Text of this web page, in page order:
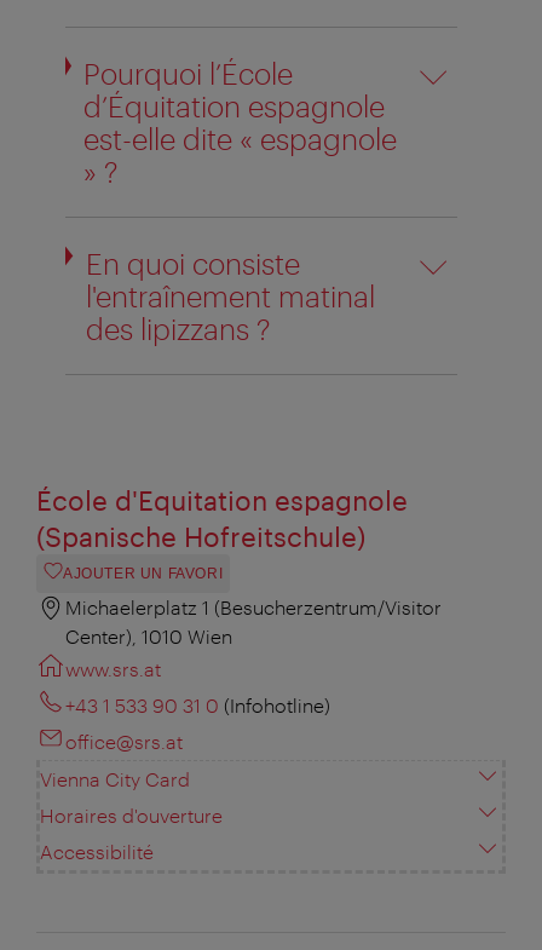
Pourquoi l’École
d’Équitation espagnole
est-elle dite « espagnole
» ?
En quoi consiste
l'entraînement matinal
des lipizzans ?
École d'Equitation espagnole
(Spanische Hofreitschule)
AJOUTER UN FAVORI
Michaelerplatz 1 (Besucherzentrum/Visitor
Center), 1010 Wien
www.srs.at
+43 1 533 90 31 0 (Infohotline)
office@srs.at
Vienna City Card
Horaires d'ouverture
Accessibilité